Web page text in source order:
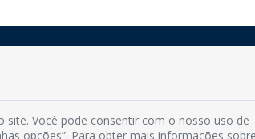
(83) 3292-2246
site. Você pode consentir com o nosso uso de
opções”. Para obter mais informações sobre